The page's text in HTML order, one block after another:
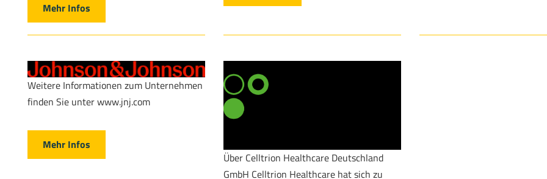
Mehr Infos
Weitere Informationen zum Unternehmen
finden Sie unter www.jnj.com
Mehr Infos
Über Celltrion Healthcare Deutschland
GmbH Celltrion Healthcare hat sich zu